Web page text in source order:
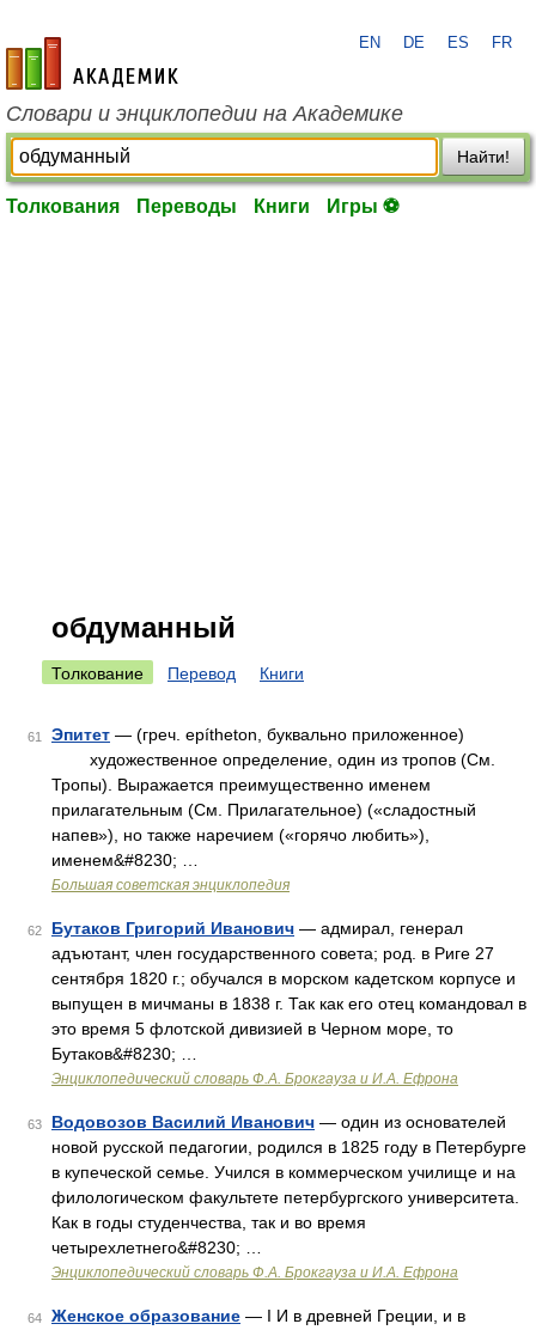
academic.ru
EN DE ES FR
Словари и энциклопедии на Академике
Найти!
Толкования Переводы Книги Игры ⚽
обдуманный
Толкование Перевод Книги
61 Эпитет — (греч. epítheton, буквально приложенное)
художественное определение, один из тропов (См.
Тропы). Выражается преимущественно именем
прилагательным (См. Прилагательное) («сладостный
напев»), но также наречием («горячо любить»),
именем&#8230; …
Большая советская энциклопедия
62 Бутаков Григорий Иванович — адмирал, генерал
адъютант, член государственного совета; род. в Риге 27
сентября 1820 г.; обучался в морском кадетском корпусе и
выпущен в мичманы в 1838 г. Так как его отец командовал в
это время 5 флотской дивизией в Черном море, то
Бутаков&#8230; …
Энциклопедический словарь Ф.А. Брокгауза и И.А. Ефрона
63 Водовозов Василий Иванович — один из основателей
новой русской педагогии, родился в 1825 году в Петербурге
в купеческой семье. Учился в коммерческом училище и на
филологическом факультете петербургского университета.
Как в годы студенчества, так и во время
четырехлетнего&#8230; …
Энциклопедический словарь Ф.А. Брокгауза и И.А. Ефрона
64 Женское образование — I И в древней Греции, и в